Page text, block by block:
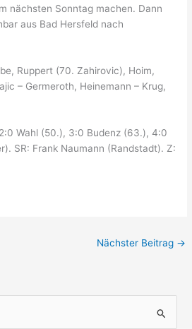
nächsten Sonntag machen. Dann
aus Bad Hersfeld nach
Ruppert (70. Zahirovic), Hoim,
– Germeroth, Heinemann – Krug,
Wahl (50.), 3:0 Budenz (63.), 4:0
SR: Frank Naumann (Randstadt). Z:
Nächster Beitrag →